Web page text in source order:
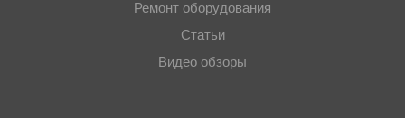
Ремонт оборудования
Статьи
Видео обзоры